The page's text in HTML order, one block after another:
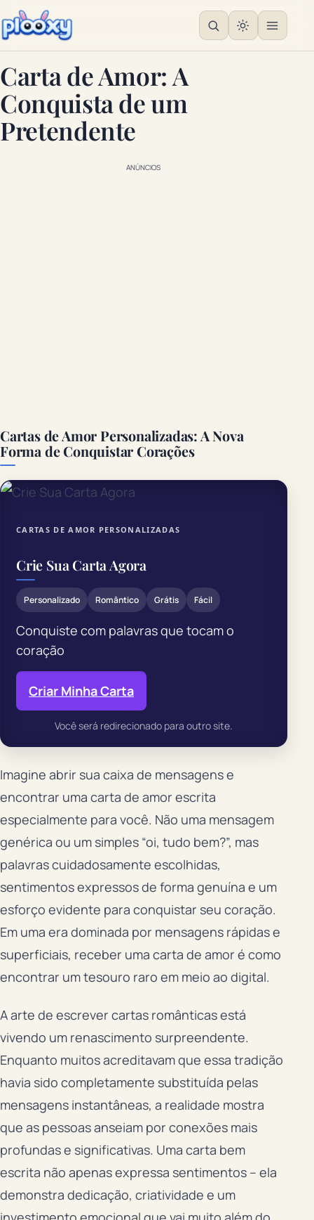
Carta de Amor: A
Conquista de um
Pretendente
ANÚNCIOS
Cartas de Amor Personalizadas: A Nova
Forma de Conquistar Corações
CARTAS DE AMOR PERSONALIZADAS
Crie Sua Carta Agora
Personalizado Romântico Grátis Fácil
Conquiste com palavras que tocam o
coração
Criar Minha Carta
Você será redirecionado para outro site.
Imagine abrir sua caixa de mensagens e
encontrar uma carta de amor escrita
especialmente para você. Não uma mensagem
genérica ou um simples “oi, tudo bem?”, mas
palavras cuidadosamente escolhidas,
sentimentos expressos de forma genuína e um
esforço evidente para conquistar seu coração.
Em uma era dominada por mensagens rápidas e
superficiais, receber uma carta de amor é como
encontrar um tesouro raro em meio ao digital.
A arte de escrever cartas românticas está
vivendo um renascimento surpreendente.
Enquanto muitos acreditavam que essa tradição
havia sido completamente substituída pelas
mensagens instantâneas, a realidade mostra
que as pessoas anseiam por conexões mais
profundas e significativas. Uma carta bem
escrita não apenas expressa sentimentos – ela
demonstra dedicação, criatividade e um